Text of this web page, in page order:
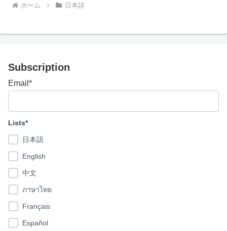
ホーム 日本語
Subscription
Email*
Lists*
日本語
English
中文
ภาษาไทย
Français
Español